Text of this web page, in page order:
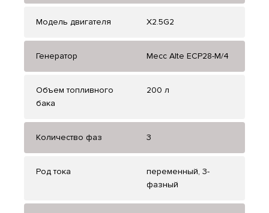
Модель двигателя X2.5G2
Генератор Mecc Alte ЕСР28-М/4
Объем топливного
бака
200 л
Количество фаз 3
Род тока
переменный, 3-
фазный